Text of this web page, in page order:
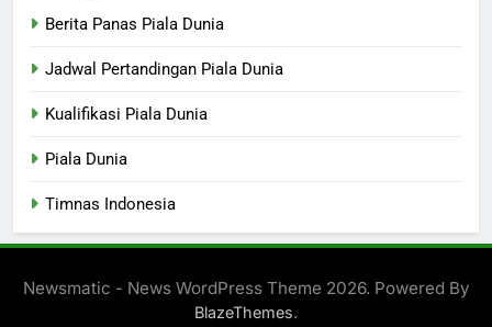
Berita Panas Piala Dunia
Jadwal Pertandingan Piala Dunia
Kualifikasi Piala Dunia
Piala Dunia
Timnas Indonesia
Newsmatic - News WordPress Theme 2026. Powered By
BlazeThemes.